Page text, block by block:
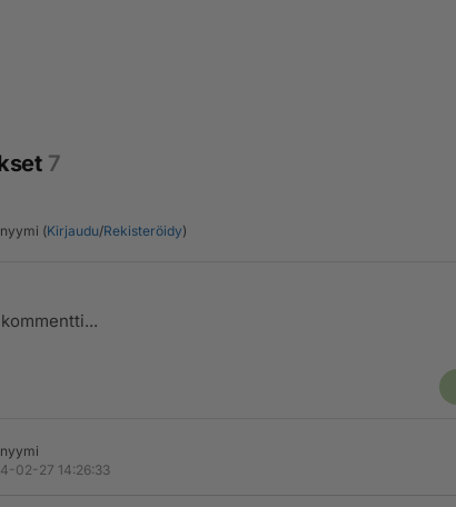
7
(Kirjaudu/Rekisteröidy)
02-27 14:26:33